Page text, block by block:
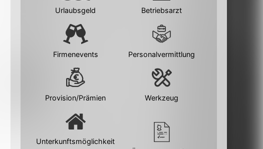
Urlaubsgeld Betriebsarzt
Firmenevents Personalvermittlung
Provision/Prämien Werkzeug
Unterkunftsmöglichkeit